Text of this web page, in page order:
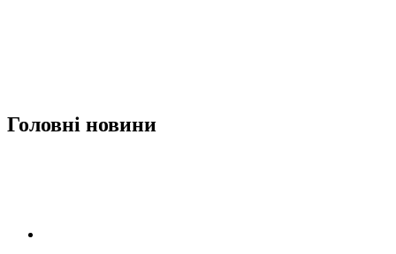
Головні новини